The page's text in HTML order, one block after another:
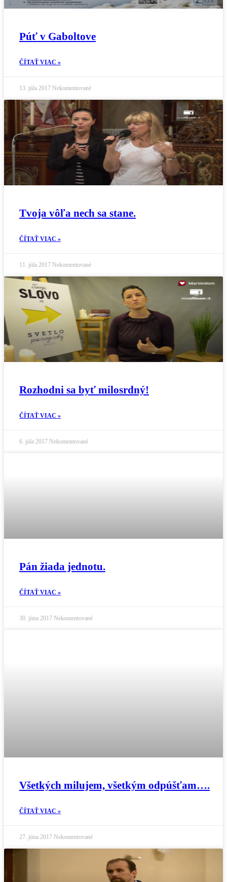
Púť v Gaboltove
ČÍTAŤ VIAC »
13. júla 2017 Nekomentované
Tvoja vôľa nech sa stane.
ČÍTAŤ VIAC »
11. júla 2017 Nekomentované
Rozhodni sa byť milosrdný!
ČÍTAŤ VIAC »
6. júla 2017 Nekomentované
Pán žiada jednotu.
ČÍTAŤ VIAC »
30. júna 2017 Nekomentované
Všetkých milujem, všetkým odpúšťam….
ČÍTAŤ VIAC »
27. júna 2017 Nekomentované